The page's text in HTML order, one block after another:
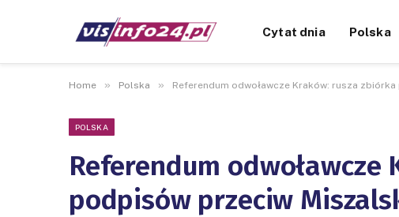
Cytat dnia Polska
Home » Polska » Referendum odwoławcze Kraków: rusza
POLSKA
Referendum
podpisów przeciw